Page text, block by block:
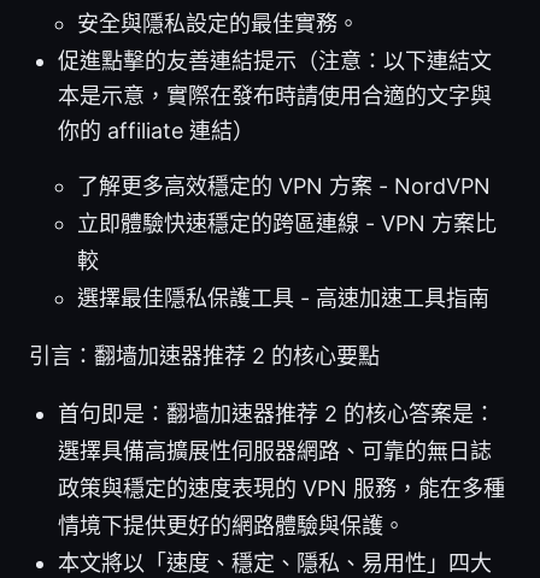
安全與隱私設定的最佳實務。
促進點擊的友善連結提示（注意：以下連結文
本是示意，實際在發布時請使用合適的文字與
你的 affiliate 連結）
了解更多高效穩定的 VPN 方案 - NordVPN
立即體驗快速穩定的跨區連線 - VPN 方案比
較
選擇最佳隱私保護工具 - 高速加速工具指南
引言：翻墙加速器推荐 2 的核心要點
首句即是：翻墙加速器推荐 2 的核心答案是：
選擇具備高擴展性伺服器網路、可靠的無日誌
政策與穩定的速度表現的 VPN 服務，能在多種
情境下提供更好的網路體驗與保護。
本文將以「速度、穩定、隱私、易用性」四大